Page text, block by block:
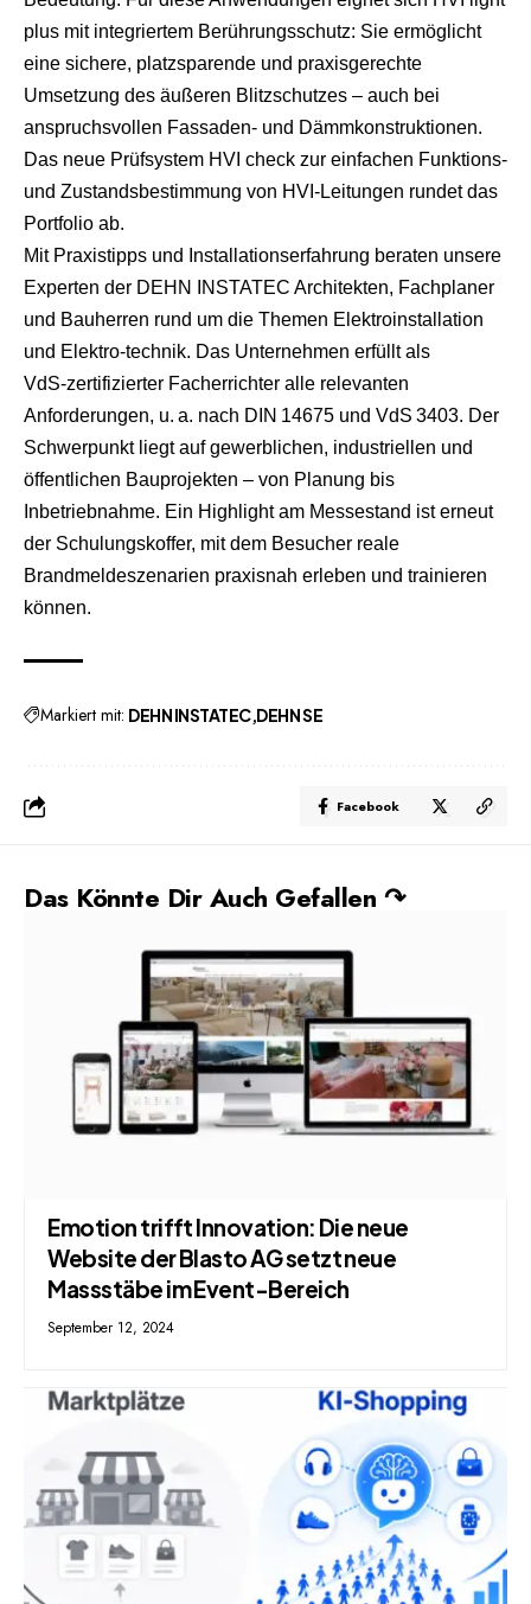
plus mit integriertem Berührungsschutz: Sie ermöglicht
eine sichere, platzsparende und praxisgerechte
Umsetzung des äußeren Blitzschutzes – auch bei
anspruchsvollen Fassaden- und Dämmkonstruktionen.
Das neue Prüfsystem HVI check zur einfachen Funktions-
und Zustandsbestimmung von HVI-Leitungen rundet das
Portfolio ab.
Mit Praxistipps und Installationserfahrung beraten unsere
Experten der DEHN INSTATEC Architekten, Fachplaner
und Bauherren rund um die Themen Elektroinstallation
und Elektro-technik. Das Unternehmen erfüllt als
VdS‑zertifizierter Facherrichter alle relevanten
Anforderungen, u. a. nach DIN 14675 und VdS 3403. Der
Schwerpunkt liegt auf gewerblichen, industriellen und
öffentlichen Bauprojekten – von Planung bis
Inbetriebnahme. Ein Highlight am Messestand ist erneut
der Schulungskoffer, mit dem Besucher reale
Brandmeldeszenarien praxisnah erleben und trainieren
können.
Markiert mit: DEHN INSTATEC DEHN SE
Facebook
Das Könnte Dir Auch Gefallen ↷
Emotion trifft Innovation: Die neue
Website der Blasto AG setzt neue
Massstäbe im Event-Bereich
September 12, 2024